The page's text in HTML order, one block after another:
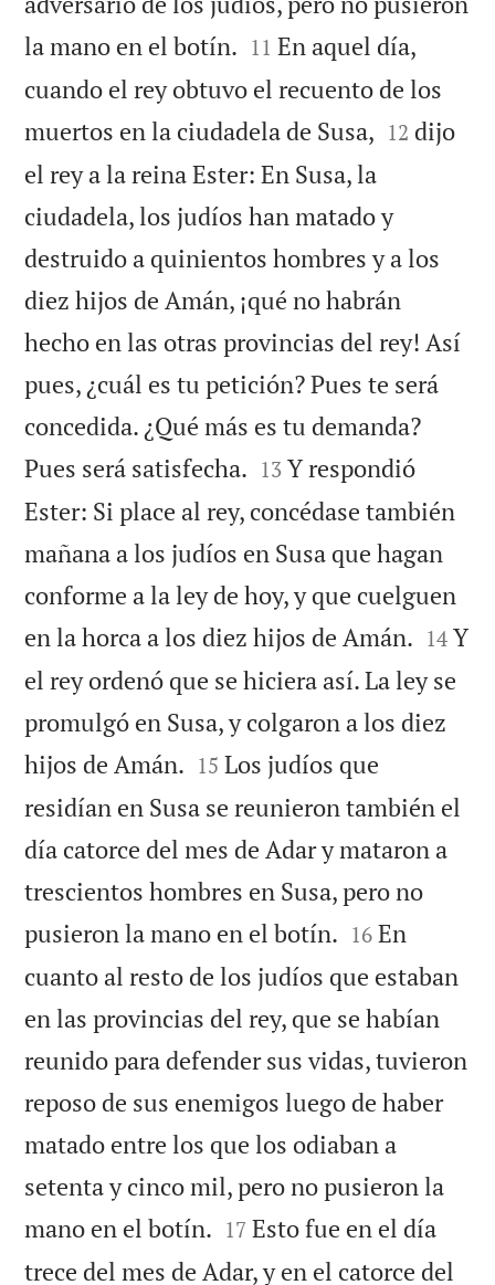
la mano en el botín. 

11 En aquel día,
cuando el rey obtuvo el recuento de los
muertos en la ciudadela de Susa, 

12 dijo
el rey a la reina Ester: En Susa, la
ciudadela, los judíos han matado y
destruido a quinientos hombres y a los
diez hijos de Amán, ¡qué no habrán
hecho en las otras provincias del rey! Así
pues, ¿cuál es tu petición? Pues te será
concedida. ¿Qué más es tu demanda?
Pues será satisfecha. 

13 Y respondió
Ester: Si place al rey, concédase también
mañana a los judíos en Susa que hagan
conforme a la ley de hoy, y que cuelguen
en la horca a los diez hijos de Amán. 

14 Y
el rey ordenó que se hiciera así. La ley se
promulgó en Susa, y colgaron a los diez
hijos de Amán. 

15 Los judíos que
residían en Susa se reunieron también el
día catorce del mes de Adar y mataron a
trescientos hombres en Susa, pero no
pusieron la mano en el botín. 

16 En
cuanto al resto de los judíos que estaban
en las provincias del rey, que se habían
reunido para defender sus vidas, tuvieron
reposo de sus enemigos luego de haber
matado entre los que los odiaban a
setenta y cinco mil, pero no pusieron la
mano en el botín. 

17 Esto fue en el día
trece del mes de Adar, y en el catorce del